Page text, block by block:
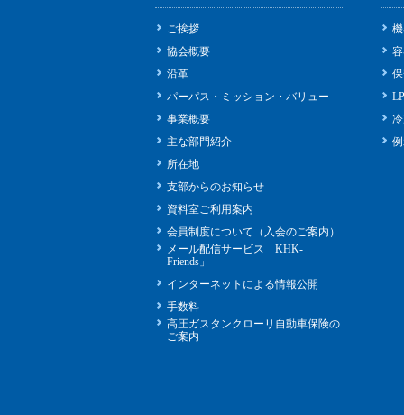
ご挨拶
協会概要
沿革
パーパス・ミッション・バリュー
事業概要
主な部門紹介
所在地
支部からのお知らせ
資料室ご利用案内
会員制度について（入会のご案内）
メール配信サービス「KHK-
Friends」
インターネットによる情報公開
手数料
高圧ガスタンクローリ自動車保険の
ご案内